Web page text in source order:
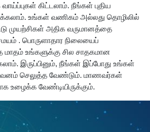
கிட்டலாம். நீங்கள் புதிய
உங்கள் வணிகம் அல்லது தொழிலில்
முயற்சிகள் அதிக வருமானத்தை
. பொருளாதார நிலையைப்
உங்களுக்கு சில சாதகமான
இருப்பினும், நீங்கள் இப்போது உங்கள்
செலுத்த வேண்டும். மாணவர்கள்
உழைக்க வேண்டியிருக்கும்.